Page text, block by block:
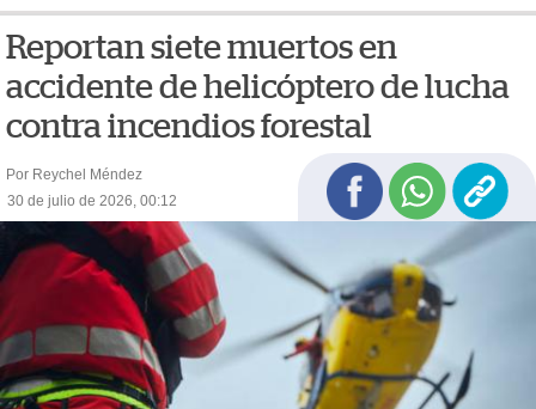
Reportan siete muertos en
accidente de helicóptero de lucha
contra incendios forestal
Por Reychel Méndez
30 de julio de 2026, 00:12